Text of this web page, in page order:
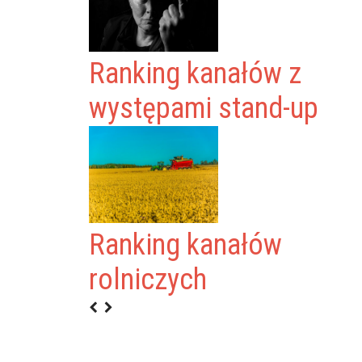
Ranking kanałów z
występami stand-up
Ranking kanałów
rolniczych